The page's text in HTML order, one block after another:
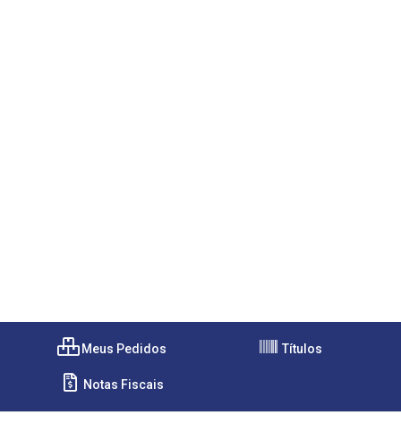
Meus Pedidos Títulos
Notas Fiscais